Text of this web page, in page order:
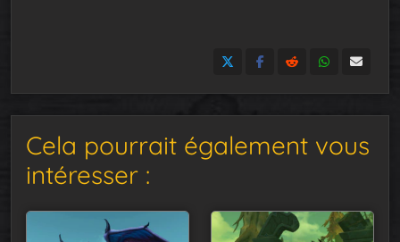
Cela pourrait également vous
intéresser :